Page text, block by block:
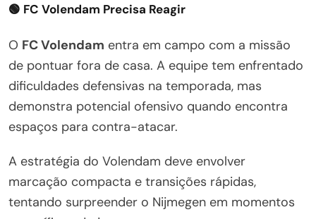
🟢 FC Volendam Precisa Reagir
O FC Volendam entra em campo com a missão
de pontuar fora de casa. A equipe tem enfrentado
dificuldades defensivas na temporada, mas
demonstra potencial ofensivo quando encontra
espaços para contra-atacar.
A estratégia do Volendam deve envolver
marcação compacta e transições rápidas,
tentando surpreender o Nijmegen em momentos